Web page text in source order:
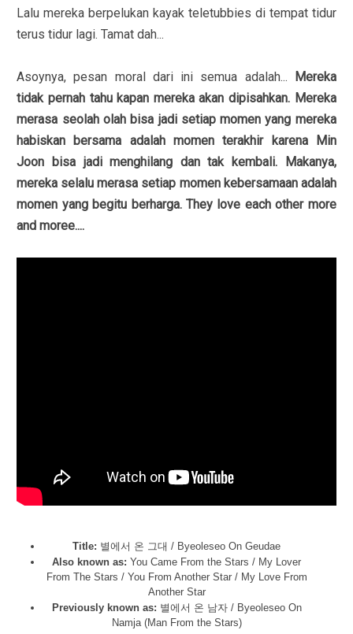
Lalu mereka berpelukan kayak teletubbies di tempat tidur
terus tidur lagi. Tamat dah...
Asoynya, pesan moral dari ini semua adalah...
Mereka
tidak pernah tahu kapan mereka akan dipisahkan. Mereka
merasa seolah olah bisa jadi setiap momen yang mereka
habiskan bersama adalah momen terakhir karena Min
Joon bisa jadi menghilang dan tak kembali. Makanya,
mereka selalu merasa setiap momen kebersamaan adalah
momen yang begitu berharga. They love each other more
and moree....
Title: 별에서 온 그대 / Byeoleseo On Geudae
Also known as: You Came From the Stars / My Lover
From The Stars / You From Another Star / My Love From
Another Star
Previously known as: 별에서 온 남자 / Byeoleseo On
Namja (Man From the Stars)